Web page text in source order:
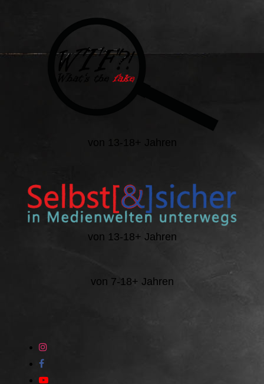
von 13-18+ Jahren
von 13-18+ Jahren
von 7-18+ Jahren